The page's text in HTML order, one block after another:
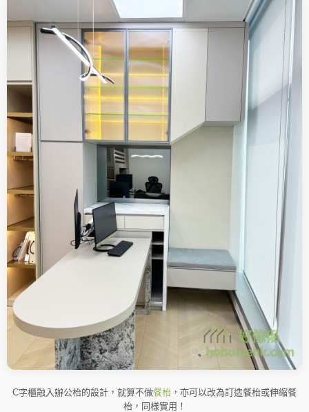
C字櫃融入辦公枱的設計，就算不做餐枱 ，亦可以改為訂造餐枱或伸縮餐
枱，同樣實用！